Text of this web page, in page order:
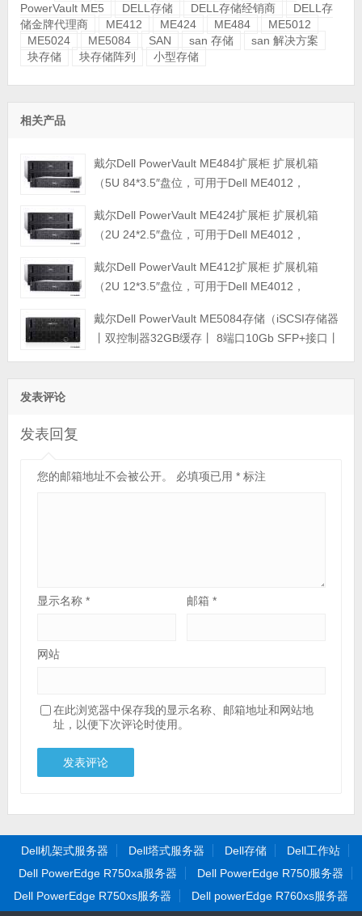
PowerVault ME5
DELL存储 DELL存储经销商
DELL存
储金牌代理商
ME412 ME424 ME484
ME5012
ME5024
ME5084 SAN san 存储
san 解决方案
块存储
块存储阵列 小型存储
相关产品
戴尔Dell PowerVault ME484扩展柜 扩展机箱
（5U 84*3.5″盘位，可用于Dell ME4012，
ME5084等主存储扩展）戴尔Dell PowerVault ME424扩展柜 扩展机箱
（2U 24*2.5″盘位，可用于Dell ME4012，
ME5084等主存储扩展）戴尔Dell PowerVault ME412扩展柜 扩展机箱
（2U 12*3.5″盘位，可用于Dell ME4012，
ME5084等主存储扩展）戴尔Dell PowerVault ME5084存储（iSCSI存储器
丨双控制器32GB缓存丨 8端口10Gb SFP+接口丨
发表评论
发表回复
您的邮箱地址不会被公开。 必填项已用 *标注
显示名称 * 邮箱*
网站
在此浏览器中保存我的显示名称、邮箱地址和网站地
址，以便下次评论时使用。
Dell机架式服务器 Dell塔式服务器 Dell存储
Dell工作站
Dell PowerEdge R750xa服务器
Dell PowerEdge R750服务器
Dell PowerEdge R750xs服务器
Dell powerEdge R760xs服务器